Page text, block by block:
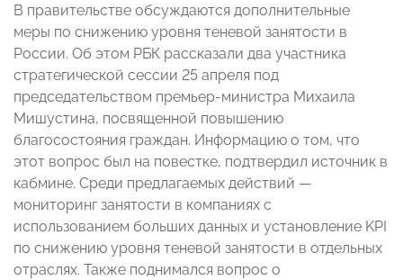
В правительстве обсуждаются дополнительные
меры по снижению уровня теневой занятости в
России. Об этом РБК рассказали два участника
стратегической сессии 25 апреля под
председательством премьер-министра Михаила
Мишустина, посвященной повышению
благосостояния граждан. Информацию о том, что
этот вопрос был на повестке, подтвердил источник в
кабмине. Среди предлагаемых действий —
мониторинг занятости в компаниях с
использованием больших данных и установление KPI
по снижению уровня теневой занятости в отдельных
отраслях. Также поднимался вопрос о